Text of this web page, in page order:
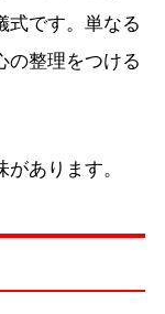
式です。単なる
の整理をつける
あります。